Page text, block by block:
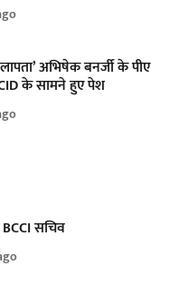
अभिषेक बनर्जी के पीए
के सामने हुए पेश
सचिव